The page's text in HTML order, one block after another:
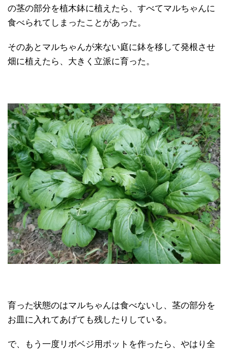
の茎の部分を植木鉢に植えたら、すべてマルちゃんに
食べられてしまったことがあった。
そのあとマルちゃんが来ない庭に鉢を移して発根させ
畑に植えたら、大きく立派に育った。
育った状態のはマルちゃんは食べないし、茎の部分を
お皿に入れてあげても残したりしている。
で、もう一度リボベジ用ポットを作ったら、やはり全